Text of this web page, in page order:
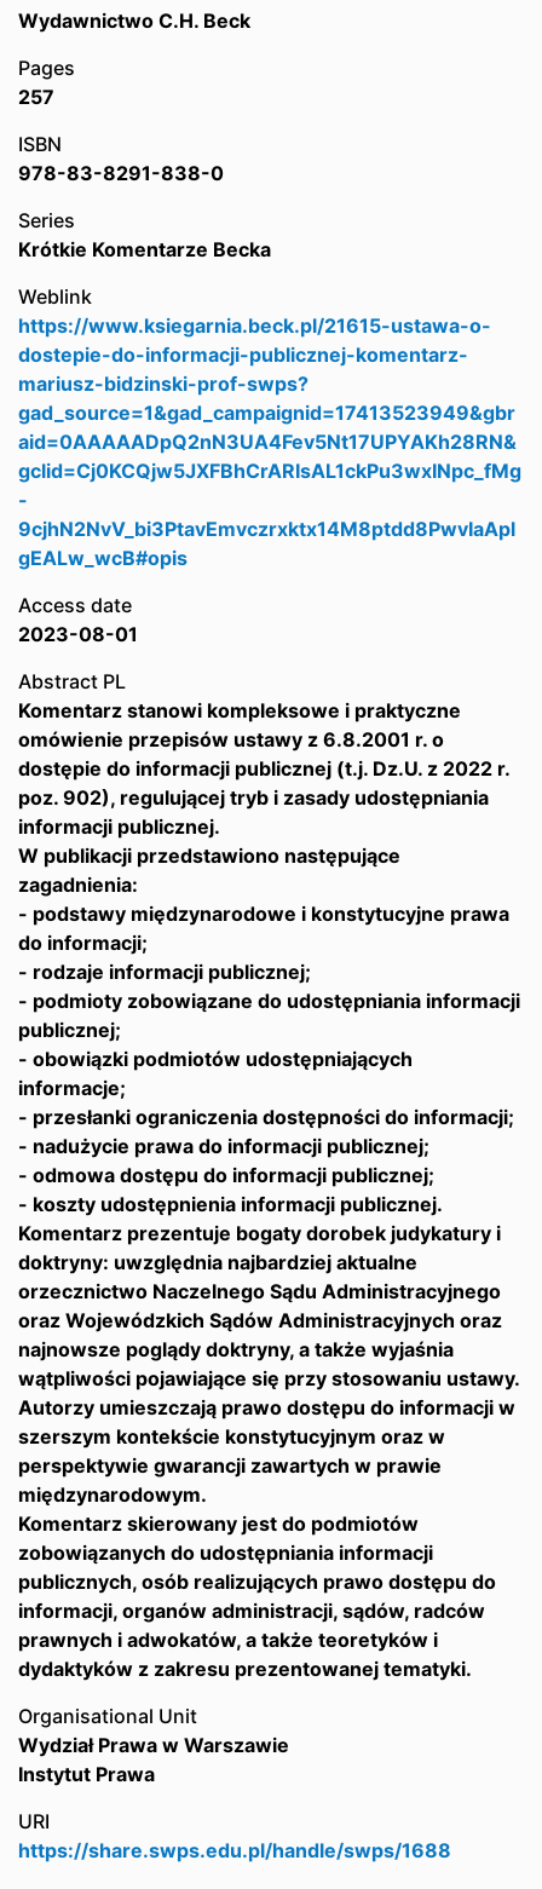
Wydawnictwo C.H. Beck
Pages
257
ISBN
978-83-8291-838-0
Series
Krótkie Komentarze Becka
Weblink
https://www.ksiegarnia.beck.pl/21615-ustawa-o-
dostepie-do-informacji-publicznej-komentarz-
mariusz-bidzinski-prof-swps?
gad_source=1&gad_campaignid=17413523949&gbr
aid=0AAAAADpQ2nN3UA4Fev5Nt17UPYAKh28RN&
gclid=Cj0KCQjw5JXFBhCrARIsAL1ckPu3wxINpc_fMg
-
9cjhN2NvV_bi3PtavEmvczrxktx14M8ptdd8PwvIaApl
gEALw_wcB#opis
Access date
2023-08-01
Abstract PL
Komentarz stanowi kompleksowe i praktyczne
omówienie przepisów ustawy z 6.8.2001 r. o
dostępie do informacji publicznej (t.j. Dz.U. z 2022 r.
poz. 902), regulującej tryb i zasady udostępniania
informacji publicznej.
W publikacji przedstawiono następujące
zagadnienia:
- podstawy międzynarodowe i konstytucyjne prawa
do informacji;
- rodzaje informacji publicznej;
- podmioty zobowiązane do udostępniania informacji
publicznej;
- obowiązki podmiotów udostępniających
informacje;
- przesłanki ograniczenia dostępności do informacji;
- nadużycie prawa do informacji publicznej;
- odmowa dostępu do informacji publicznej;
- koszty udostępnienia informacji publicznej.
Komentarz prezentuje bogaty dorobek judykatury i
doktryny: uwzględnia najbardziej aktualne
orzecznictwo Naczelnego Sądu Administracyjnego
oraz Wojewódzkich Sądów Administracyjnych oraz
najnowsze poglądy doktryny, a także wyjaśnia
wątpliwości pojawiające się przy stosowaniu ustawy.
Autorzy umieszczają prawo dostępu do informacji w
szerszym kontekście konstytucyjnym oraz w
perspektywie gwarancji zawartych w prawie
międzynarodowym.
Komentarz skierowany jest do podmiotów
zobowiązanych do udostępniania informacji
publicznych, osób realizujących prawo dostępu do
informacji, organów administracji, sądów, radców
prawnych i adwokatów, a także teoretyków i
dydaktyków z zakresu prezentowanej tematyki.
Organisational Unit
Wydział Prawa w Warszawie
Instytut Prawa
URI
https://share.swps.edu.pl/handle/swps/1688